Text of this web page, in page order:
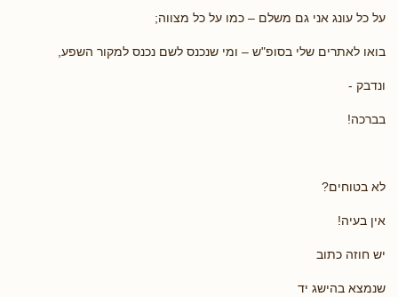
על כל עונג אני גם משלם – כמו על כל מצווה;
בואו לאתרים שלי בסופ"ש – ומי שנכנס לשם נכנס למקור השפע,
ונדבק -
בברכה!
לא בטוחים?
אין בעיה!
יש חוזה כתוב
שנמצא בהישג יד